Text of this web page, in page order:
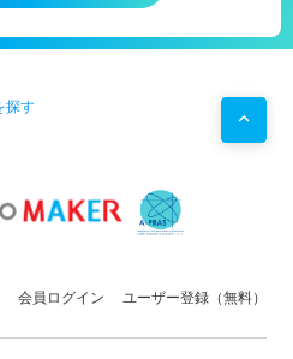
探す
会員ログイン ユーザー登録（無料）